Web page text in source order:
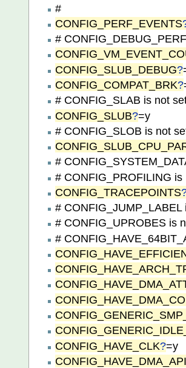
#
CONFIG_PERF_EVENTS
#
CONFIG_SLUB_DEBUG?
CONFIG_COMPAT_BRK?
# CONFIG_SLAB is not
CONFIG_SLUB?=y
# CONFIG_SLOB is not
#
# CONFIG_PROFILING is
CONFIG_TRACEPOINTS
# CONFIG_JUMP_LABEL
# CONFIG_UPROBES is
#
CONFIG_HAVE_CLK?=y